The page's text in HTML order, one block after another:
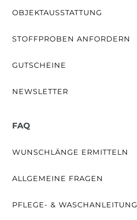
OBJEKTAUSSTATTUNG
STOFFPROBEN ANFORDERN
GUTSCHEINE
NEWSLETTER
FAQ
WUNSCHLÄNGE ERMITTELN
ALLGEMEINE FRAGEN
PFLEGE- & WASCHANLEITUNG